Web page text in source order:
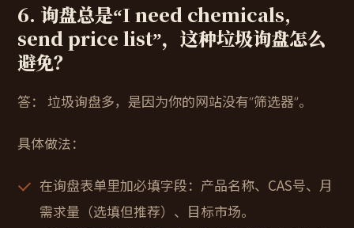
6. 询盘总是“I need chemicals,
send price list”，这种垃圾询盘怎么
避免？
答： 垃圾询盘多，是因为你的网站没有“筛选器”。
具体做法：
在询盘表单里加必填字段：产品名称、CAS号、月
需求量（选填但推荐）、目标市场。